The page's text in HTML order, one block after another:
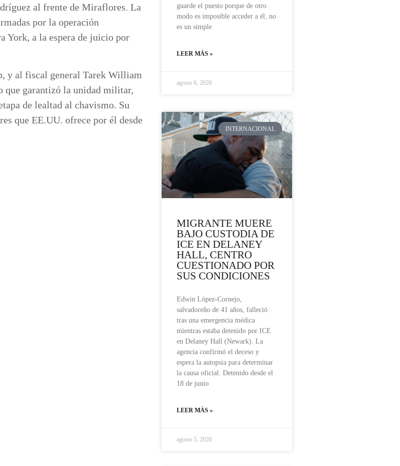
al frente de Miraflores. La
por la operación
York, a la espera de juicio por
y al fiscal general Tarek William
que garantizó la unidad militar,
de lealtad al chavismo. Su
que EE.UU. ofrece por él desde
guarde el puesto porque de otro
modo es imposible acceder a él, no
es un simple
LEER MÁS »
agosto 6, 2026
INTERNACIONAL
MIGRANTE MUERE
BAJO CUSTODIA DE
ICE EN DELANEY
HALL, CENTRO
CUESTIONADO POR
SUS CONDICIONES
Edwin López-Cornejo,
salvadoreño de 41 años, falleció
tras una emergencia médica
mientras estaba detenido por ICE
en Delaney Hall (Newark). La
agencia confirmó el deceso y
espera la autopsia para determinar
la causa oficial. Detenido desde el
18 de junio
LEER MÁS »
agosto 5, 2026